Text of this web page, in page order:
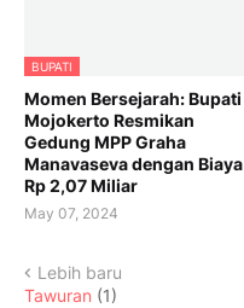
BUPATI
Momen Bersejarah: Bupati
Mojokerto Resmikan
Gedung MPP Graha
Manavaseva dengan Biaya
Rp 2,07 Miliar
May 07, 2024
Lebih baru
Tawuran (1)